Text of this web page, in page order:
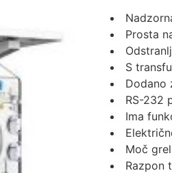
Prosta
S
Dodano
RS-232
Ima
Moč
Razpon